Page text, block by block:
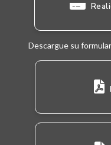
Descargue su